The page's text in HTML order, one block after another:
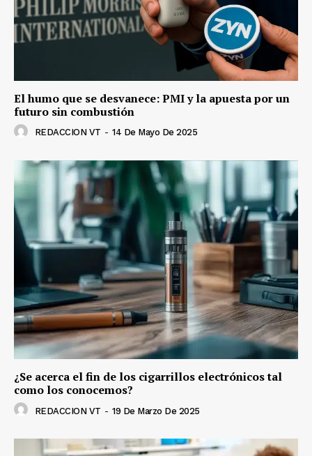
El humo que se desvanece: PMI y la apuesta por un
futuro sin combustión
REDACCION VT - 14 De Mayo De 2025
¿Se acerca el fin de los cigarrillos electrónicos tal
como los conocemos?
REDACCION VT - 19 De Marzo De 2025